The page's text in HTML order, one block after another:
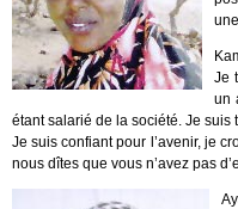
Je
un
étant salarié de la société. Je suis
Je suis confiant pour l’avenir, je
nous dîtes que vous n’avez pas